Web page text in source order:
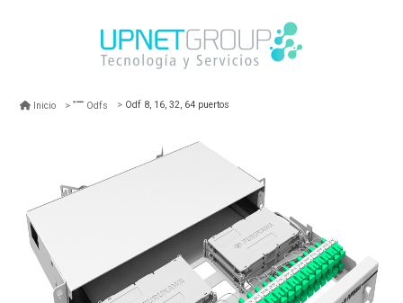
Inicio Odfs Odf 8, 16, 32, 64 puertos